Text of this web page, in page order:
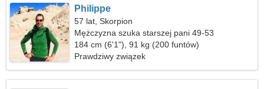
Philippe
57 lat, Skorpion
Mężczyzna szuka starszej pani 49-53
184 cm (6'1"), 91 kg (200 funtów)
Prawdziwy związek